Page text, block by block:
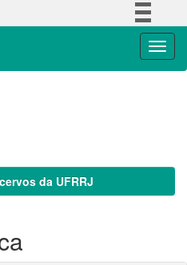
da UFRRJ